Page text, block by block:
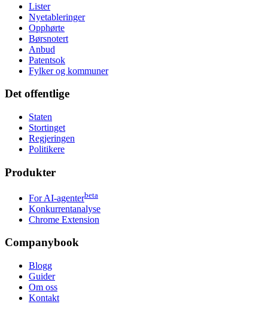
Lister
Nyetableringer
Opphørte
Børsnotert
Anbud
Patentsok
Fylker og kommuner
Det offentlige
Staten
Stortinget
Regjeringen
Politikere
Produkter
For AI-agenterbeta
Konkurrentanalyse
Chrome Extension
Companybook
Blogg
Guider
Om oss
Kontakt